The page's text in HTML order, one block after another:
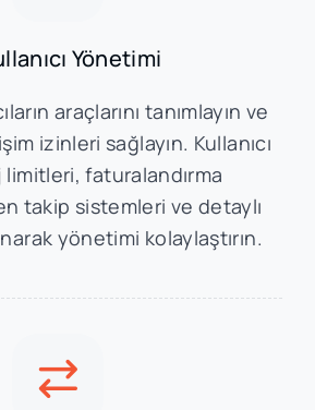
Yönetimi
araçlarını tanımlayın ve
izinleri sağlayın. Kullanıcı
limitleri, faturalandırma
takip sistemleri ve detaylı
yönetimi kolaylaştırın.